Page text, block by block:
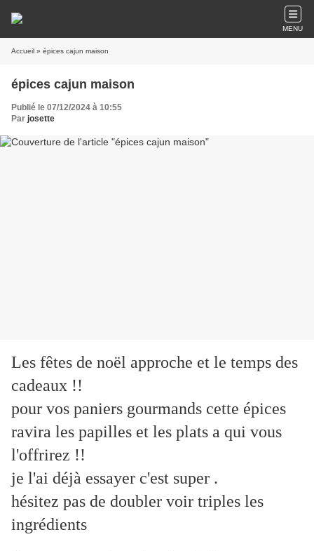
MENU
Accueil » épices cajun maison
épices cajun maison
Publié le 07/12/2024 à 10:55
Par josette
Les fêtes de noël approche et le temps des
cadeaux !!
pour vos paniers gourmands cette épices
ravira les papilles et les plats a qui vous
l'offrirez !!
je l'ai déjà essayer c'est super .
hésitez pas de doubler voir triples les
ingrédients